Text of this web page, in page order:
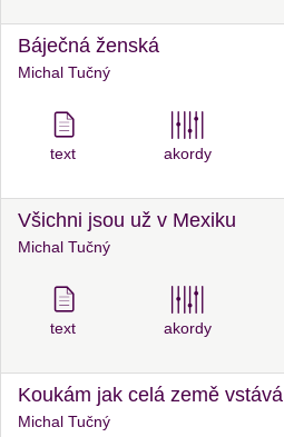
Báječná ženská
Michal Tučný
text akordy
Všichni jsou už v Mexiku
Michal Tučný
text akordy
Koukám jak celá země vstává
Michal Tučný